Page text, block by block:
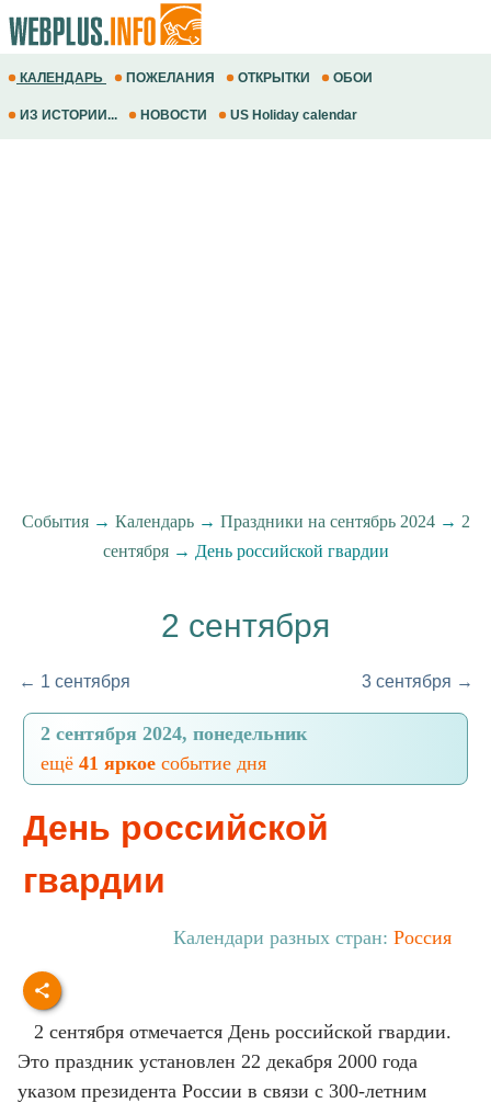
КАЛЕНДАРЬ ПОЖЕЛАНИЯ ОТКРЫТКИ ОБОИ
ИЗ ИСТОРИИ... НОВОСТИ US Holiday calendar
События→ Календарь→ Праздники на сентябрь 2024→ 2
сентября→ День российской гвардии
2 сентября
← 1 сентября 3 сентября →
2 сентября 2024, понедельник
ещё 41 яркое событие дня
День российской
гвардии
Календари разных стран: Россия
2 сентября отмечается День российской гвардии.
Это праздник установлен 22 декабря 2000 года
указом президента России в связи с 300-летним